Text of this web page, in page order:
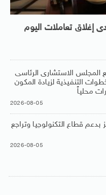
إغلاق تعاملات اليوم
المجلس الاستشارى الرئاسى
التنفيذية لزيادة المكون
محلياً
2026-08-05
بدعم قطاع التكنولوجيا وتراجع
2026-08-05